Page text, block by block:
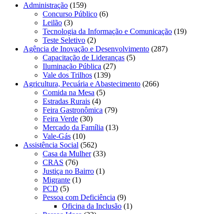
Administração (159)
Concurso Público (6)
Leilão (3)
Tecnologia da Informação e Comunicação (19)
Teste Seletivo (2)
Agência de Inovação e Desenvolvimento (287)
Capacitação de Lideranças (5)
Iluminação Pública (27)
Vale dos Trilhos (139)
Agricultura, Pecuária e Abastecimento (266)
Comida na Mesa (5)
Estradas Rurais (4)
Feira Gastronômica (79)
Feira Verde (30)
Mercado da Família (13)
Vale-Gás (10)
Assistência Social (562)
Casa da Mulher(33)
CRAS (76)
Justiça no Bairro (1)
Migrante (1)
PCD (5)
Pessoa com Deficiência (9)
Oficina da Inclusão (1)